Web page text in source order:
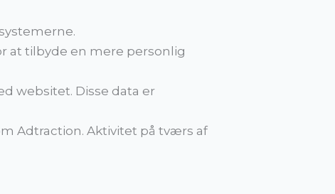
at tilbyde en mere personlig
websitet. Disse data er
Adtraction. Aktivitet på tværs af